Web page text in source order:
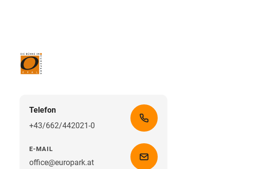
Telefon
+43/662/442021-0
E-MAIL
office@europark.at